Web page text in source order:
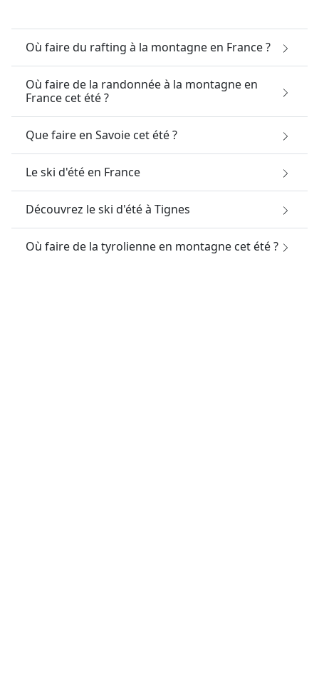
Où faire du rafting à la montagne en France ?
Où faire de la randonnée à la montagne en
France cet été ?
Que faire en Savoie cet été ?
Le ski d'été en France
Découvrez le ski d'été à Tignes
Où faire de la tyrolienne en montagne cet été ?